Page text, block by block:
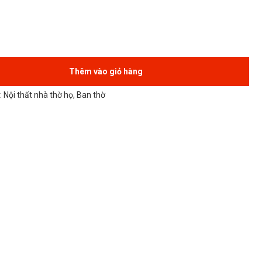
Thêm vào giỏ hàng
Nội thất nhà thờ họ, Ban thờ